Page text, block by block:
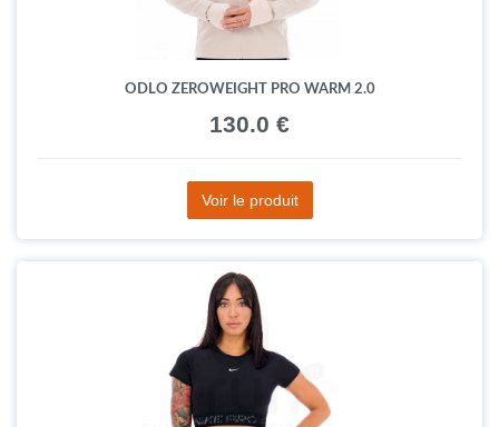
ODLO ZEROWEIGHT PRO WARM 2.0
130.0 €
Voir le produit